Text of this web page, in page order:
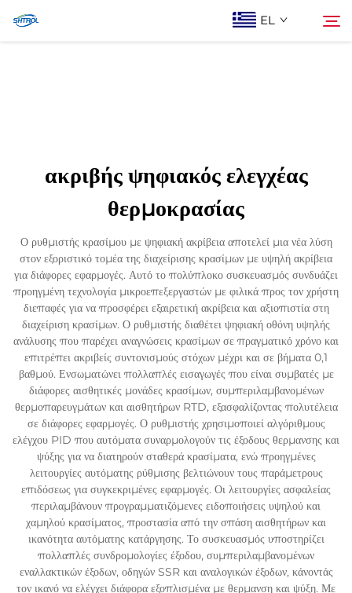
EL
Επικοινωνία Με Ας
ακριβής ψηφιακός ελεγχέας
θερμοκρασίας
Ο ρυθμιστής κρασίμου με ψηφιακή ακρίβεια αποτελεί μια νέα λύση
στον εξοριστικό τομέα της διαχείρισης κρασίμων με υψηλή ακρίβεια
για διάφορες εφαρμογές. Αυτό το πολύπλοκο συσκευασμός συνδυάζει
προηγμένη τεχνολογία μικροεπεξεργαστών με φιλικά προς τον χρήστη
διεπαφές για να προσφέρει εξαιρετική ακρίβεια και αξιοπιστία στη
διαχείριση κρασίμων. Ο ρυθμιστής διαθέτει ψηφιακή οθόνη υψηλής
ανάλυσης που παρέχει αναγνώσεις κρασίμων σε πραγματικό χρόνο και
επιτρέπει ακριβείς συντονισμούς στόχων μέχρι και σε βήματα 0,1
βαθμού. Ενσωματώνει πολλαπλές εισαγωγές που είναι συμβατές με
διάφορες αισθητικές μονάδες κρασίμων, συμπεριλαμβανομένων
θερμοπαρευγμάτων και αισθητήρων RTD, εξασφαλίζοντας πολυτέλεια
σε διάφορες εφαρμογές. Ο ρυθμιστής χρησιμοποιεί αλγόριθμους
ελέγχου PID που αυτόματα συναρμολογούν τις έξοδους θερμανσης και
ψύξης για να διατηρούν σταθερά κρασίματα, ενώ προηγμένες
λειτουργίες αυτόματης ρύθμισης βελτιώνουν τους παράμετρους
επιδόσεως για συγκεκριμένες εφαρμογές. Οι λειτουργίες ασφαλείας
περιλαμβάνουν προγραμματιζόμενες ειδοποιήσεις υψηλού και
χαμηλού κρασίματος, προστασία από την σπάση αισθητήρων και
ικανότητα αυτόματης κατάργησης. Το συσκευασμός υποστηρίζει
πολλαπλές συνδρομολογίες έξοδου, συμπεριλαμβανομένων
εναλλακτικών έξοδων, οδηγών SSR και αναλογικών έξοδων, κάνοντάς
τον ικανό να ελέγχει διάφορα εξοπλισμένα με θερμανση και ψύξη. Με